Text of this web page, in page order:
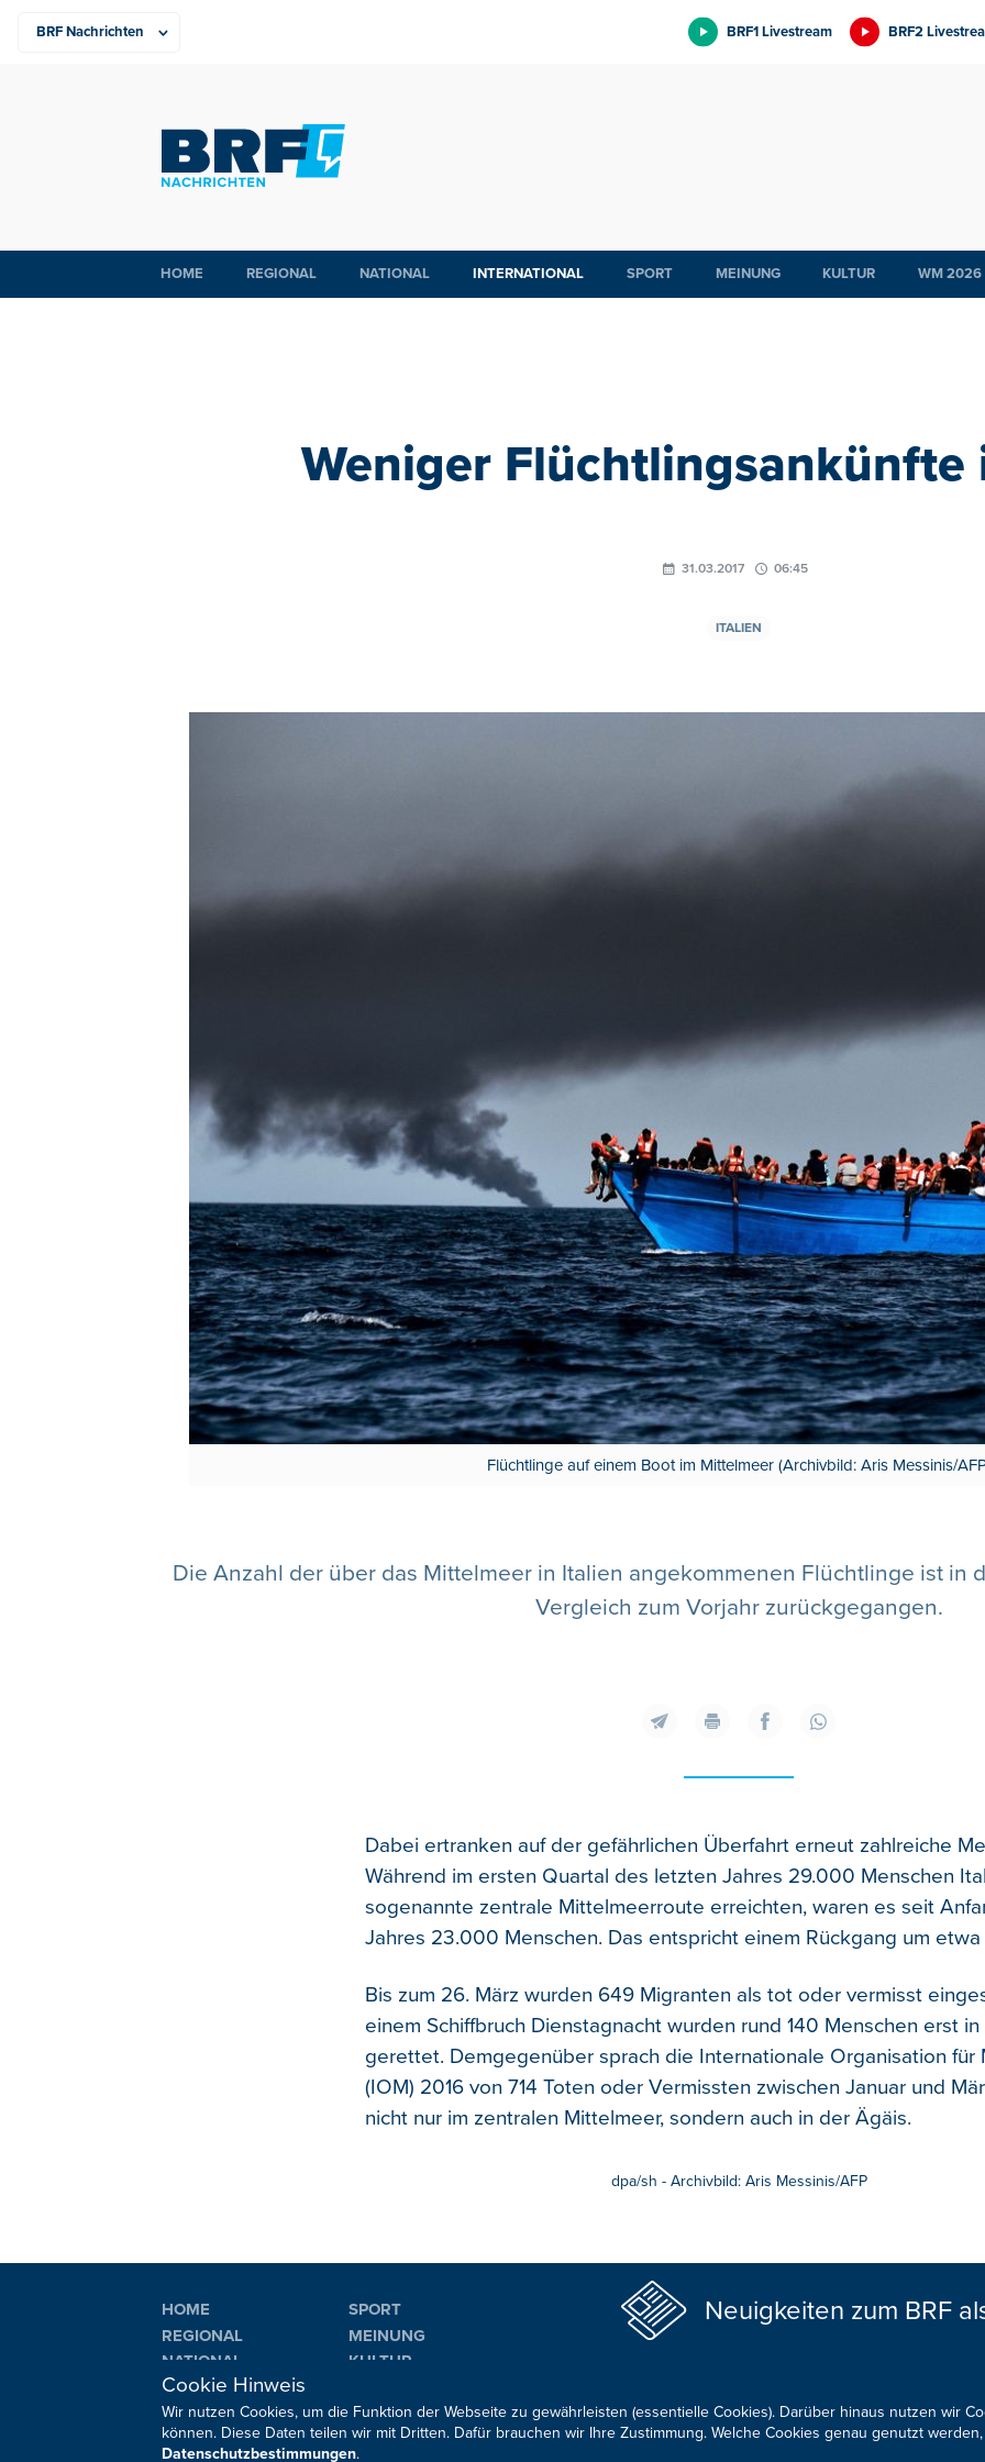
BRF1 Livestream BRF2
HOME REGIONAL NATIONAL INTERNATIONAL SPORT MEINUNG KULTUR WM 2026
Weniger Flüchtlingsankünfte
31.03.2017 06:45
ITALIEN
Flüchtlinge auf einem Boot im Mittelmeer (Archivbild: Aris Messinis/
Die Anzahl der über das Mittelmeer in Italien angekommenen Flüchtlinge ist in
Vergleich zum Vorjahr zurückgegangen.
Dabei ertranken auf der gefährlichen Überfahrt erneut zahlreiche
Während im ersten Quartal des letzten Jahres 29.000 Menschen
sogenannte zentrale Mittelmeerroute erreichten, waren es seit
Jahres 23.000 Menschen. Das entspricht einem Rückgang um
Bis zum 26. März wurden 649 Migranten als tot oder vermisst
einem Schiffbruch Dienstagnacht wurden rund 140 Menschen erst
gerettet. Demgegenüber sprach die Internationale Organisation für
(IOM) 2016 von 714 Toten oder Vermissten zwischen Januar und
nicht nur im zentralen Mittelmeer, sondern auch in der Ägäis.
dpa/sh - Archivbild: Aris Messinis/AFP
HOME
REGIONAL
NATIONAL
INTERNATIONAL
SPORT
MEINUNG
KULTUR
Neuigkeiten zum BRF
Cookie Hinweis
Wir nutzen Cookies, um die Funktion der Webseite zu gewährleisten (essentielle Cookies). Darüber hinaus nutzen wir
können. Diese Daten teilen wir mit Dritten. Dafür brauchen wir Ihre Zustimmung. Welche Cookies genau genutzt
Datenschutzbestimmungen.